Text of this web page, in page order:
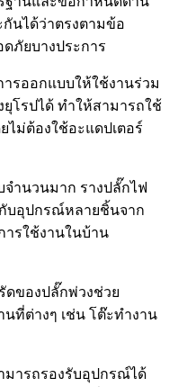
นได้ว่าตรงตามข้อ
ภัยบางประการ
รออกแบบให้ใช้งานร่วม
โรปได้ ทำให้สามารถใช้
ไม่ต้องใช้อะแดปเตอร์
จำนวนมาก รางปลั๊กไฟ
บอุปกรณ์หลายชิ้นจาก
ารใช้งานในบ้าน
ดของปลั๊กพ่วงช่วย
ที่ต่างๆ เช่น โต๊ะทำงาน
มารถรองรับอุปกรณ์ได้